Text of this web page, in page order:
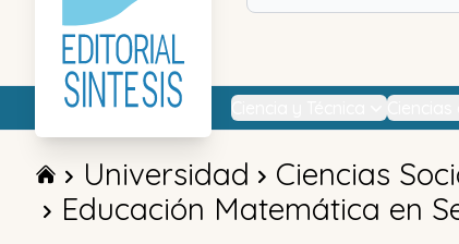
Universidad Ciencias
Educación Matemática en